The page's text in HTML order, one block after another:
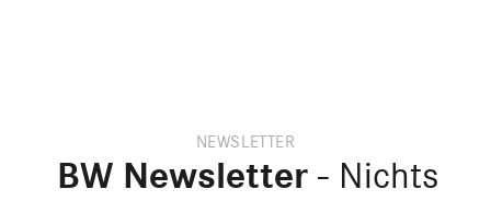
NEWSLETTER
BW Newsletter - Nichts